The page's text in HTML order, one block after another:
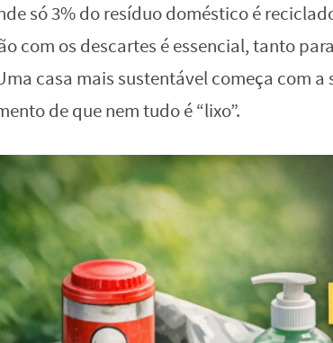
só 3% do resíduo doméstico é
com os descartes é essencial, tanto
casa mais sustentável começa com
de que nem tudo é “lixo”.